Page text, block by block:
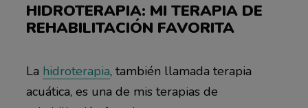
HIDROTERAPIA: MI TERAPIA DE
REHABILITACIÓN FAVORITA
La hidroterapia, también llamada terapia
acuática, es una de mis terapias de